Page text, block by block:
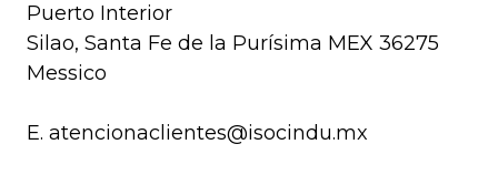
Puerto Interior
Silao, Santa Fe de la Purísima MEX 36275
Messico
E. atencionaclientes@isocindu.mx